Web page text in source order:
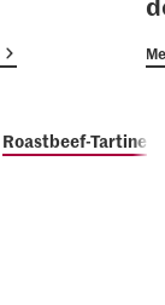
Roastbeef-Tartine